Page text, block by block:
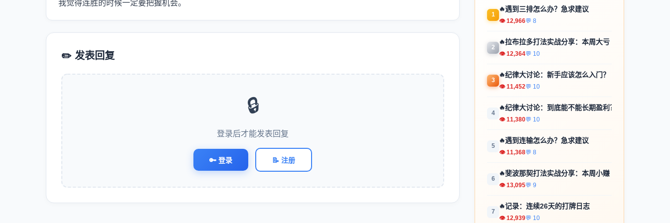
我觉得连胜的时候一定要把握机会。
✏️ 发表回复
🔒
登录后才能发表回复
🔑 登录 📝 注册
1
🔥遇到三排怎么办？急求建议
👁 12,966💬 8
2
🔥拉布拉多打法实战分享：本周大亏
👁 12,364💬 10
3
🔥纪律大讨论：新手应该怎么入门？
👁 11,452💬 10
4
🔥纪律大讨论：到底能不能长期盈利？
👁 11,380💬 10
5
🔥遇到连输怎么办？急求建议
👁 11,368💬 8
6
🔥斐波那契打法实战分享：本周小赚
👁 13,095💬 9
7
🔥记录：连续26天的打牌日志
👁 12,939💬 10